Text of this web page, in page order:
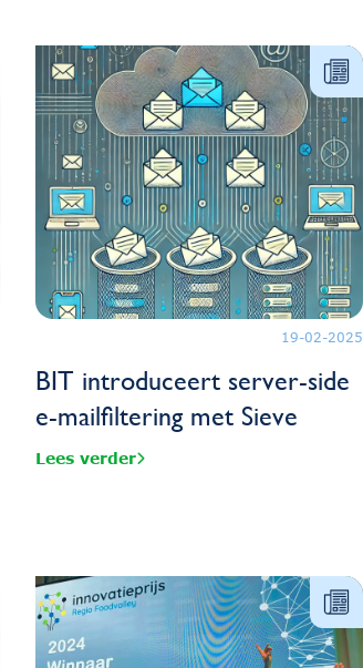
19-02-2025
BIT introduceert server-side
e-mailfiltering met Sieve
Lees verder